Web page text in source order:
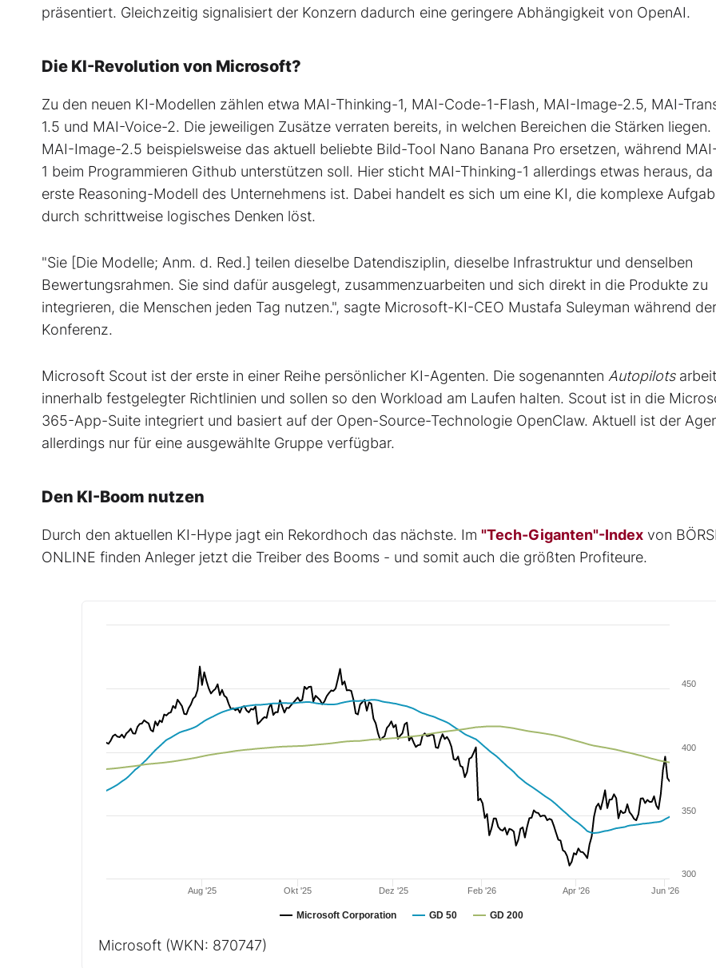
präsentiert. Gleichzeitig signalisiert der Konzern dadurch eine geringere Abhängigkeit von OpenAI.
Die KI-Revolution von Microsoft?
Zu den neuen KI-Modellen zählen etwa MAI-Thinking-1, MAI-Code-1-Flash, MAI-Image-2.5, MAI-
1.5 und MAI-Voice-2. Die jeweiligen Zusätze verraten bereits, in welchen Bereichen die Stärken liegen.
MAI-Image-2.5 beispielsweise das aktuell beliebte Bild-Tool Nano Banana Pro ersetzen, während
1 beim Programmieren Github unterstützen soll. Hier sticht MAI-Thinking-1 allerdings etwas heraus,
erste Reasoning-Modell des Unternehmens ist. Dabei handelt es sich um eine KI, die komplexe
durch schrittweise logisches Denken löst.
"Sie [Die Modelle; Anm. d. Red.] teilen dieselbe Datendisziplin, dieselbe Infrastruktur und denselben
Bewertungsrahmen. Sie sind dafür ausgelegt, zusammenzuarbeiten und sich direkt in die Produkte zu
integrieren, die Menschen jeden Tag nutzen.", sagte Microsoft-KI-CEO Mustafa Suleyman während der
Konferenz.
Microsoft Scout ist der erste in einer Reihe persönlicher KI-Agenten. Die sogenannten Autopilots
innerhalb festgelegter Richtlinien und sollen so den Workload am Laufen halten. Scout ist in die
365-App-Suite integriert und basiert auf der Open-Source-Technologie OpenClaw. Aktuell ist der
allerdings nur für eine ausgewählte Gruppe verfügbar.
Den KI-Boom nutzen
Durch den aktuellen KI-Hype jagt ein Rekordhoch das nächste. Im "Tech-Giganten"-Index von
ONLINE finden Anleger jetzt die Treiber des Booms - und somit auch die größten Profiteure.
Microsoft Corporation GD 50 GD 200
Aug '25 Okt '25 Dez '25 Feb '26 Apr '26 Jun '26
300
350
400
450
Microsoft (WKN: 870747)